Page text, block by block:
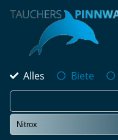
Alles Biete